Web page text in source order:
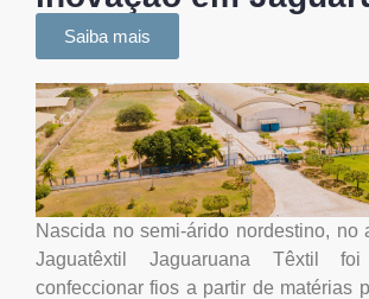
Saiba mais
Nascida no semi-árido nordestino, no
Jaguatêxtil Jaguaruana Têxtil
confeccionar fios a partir de matérias